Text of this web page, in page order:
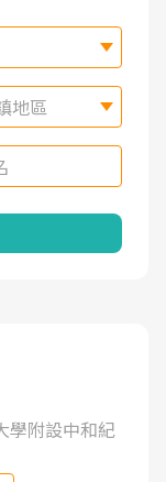
地區
學附設中和紀